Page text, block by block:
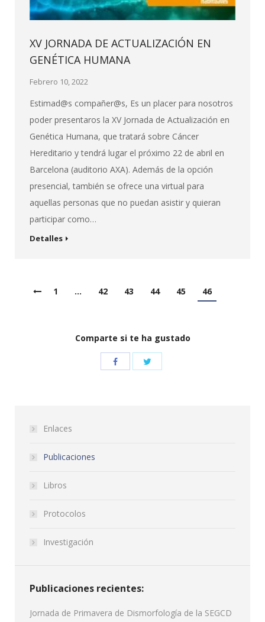
XV JORNADA DE ACTUALIZACIÓN EN
GENÉTICA HUMANA
Febrero 10, 2022
Estimad@s compañer@s, Es un placer para nosotros
poder presentaros la XV Jornada de Actualización en
Genética Humana, que tratará sobre Cáncer
Hereditario y tendrá lugar el próximo 22 de abril en
Barcelona (auditorio AXA). Además de la opción
presencial, también se ofrece una virtual para
aquellas personas que no puedan asistir y quieran
participar como…
Detalles
1 … 42 43 44 45 46
Comparte si te ha gustado
Enlaces
Publicaciones
Libros
Protocolos
Investigación
Publicaciones recientes:
Jornada de Primavera de Dismorfología de la SEGCD